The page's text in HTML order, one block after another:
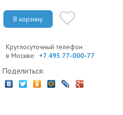
В корзину
Круглосуточный телефон
в Москве: +7 495 77-000-77
Поделиться: